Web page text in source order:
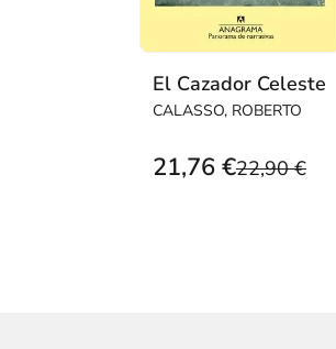
El Cazador Celeste
CALASSO, ROBERTO
22,90 €
21,76 €